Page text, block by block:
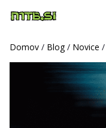
Domov / Blog/ Novice /